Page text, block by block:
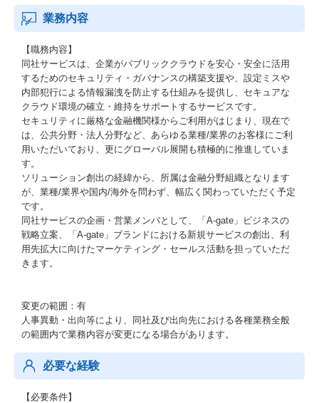
業務内容
【職務内容】
同社サービスは、企業がパブリッククラウドを安心・安全に活用
するためのセキュリティ・ガバナンスの構築支援や、設定ミスや
内部犯行による情報漏洩を防止する仕組みを提供し、セキュアな
クラウド環境の確立・維持をサポートするサービスです。
セキュリティに厳格な金融機関様からご利用がはじまり、現在で
は、公共分野・法人分野など、あらゆる業種/業界のお客様にご利
用いただいており、更にグローバル展開も積極的に推進していま
す。
ソリューション創出の経緯から、所属は金融分野組織となります
が、業種/業界や国内/海外を問わず、幅広く関わっていただく予定
です。
同社サービスの企画・営業メンバとして、「A-gate」ビジネスの
戦略立案、「A-gate」ブランドにおける新規サービスの創出、利
用先拡大に向けたマーケティング・セールス活動を担っていただ
きます。
変更の範囲：有
人事異動・出向等により、同社及び出向先における各種業務全般
の範囲内で業務内容が変更になる場合があります。
必要な経験
【必要条件】